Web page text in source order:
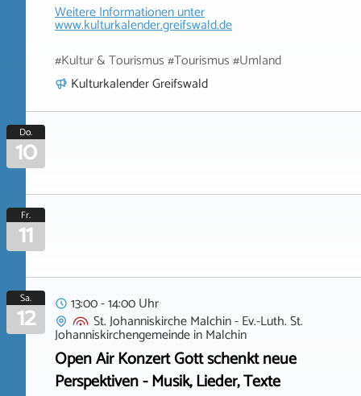
Weitere Informationen unter
www.kulturkalender.greifswald.de
#Kultur & Tourismus #Tourismus #Umland
Kulturkalender Greifswald
Do.
10
Fr.
11
Sa.
12
13:00 - 14:00 Uhr
St. Johanniskirche Malchin - Ev.-Luth. St.
JohanniskirchengemeindeinMalchin
Open Air Konzert Gott schenkt neue
Perspektiven - Musik, Lieder, Texte